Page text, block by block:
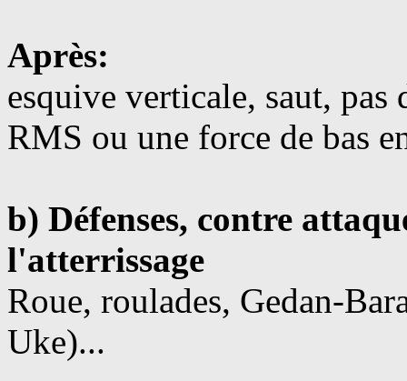
Après:
esquive verticale, saut, pas
RMS ou une force de bas
b) Défenses, contre
l'atterrissage
Roue, roulades, Gedan-
Uke)...